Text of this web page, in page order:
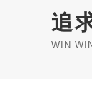
追
WIN